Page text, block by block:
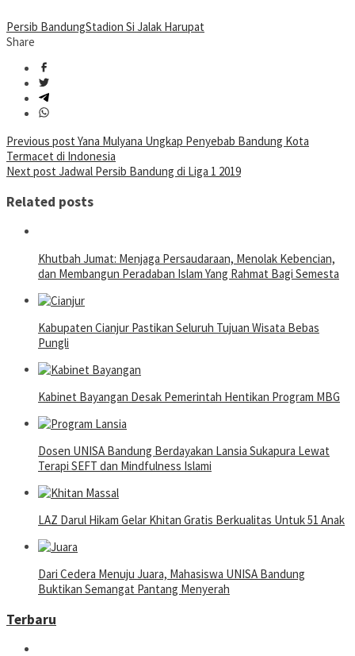
Persib BandungStadion Si Jalak Harupat
Share
Post
navigation
Previous post Yana Mulyana Ungkap Penyebab Bandung Kota
Termacet di Indonesia
Next post Jadwal Persib Bandung di Liga 1 2019
Related posts
Khutbah Jumat: Menjaga Persaudaraan, Menolak Kebencian,
dan Membangun Peradaban Islam Yang Rahmat Bagi Semesta
Kabupaten Cianjur Pastikan Seluruh Tujuan Wisata Bebas
Pungli
Kabinet Bayangan Desak Pemerintah Hentikan Program MBG
Dosen UNISA Bandung Berdayakan Lansia Sukapura Lewat
Terapi SEFT dan Mindfulness Islami
LAZ Darul Hikam Gelar Khitan Gratis Berkualitas Untuk 51 Anak
Dari Cedera Menuju Juara, Mahasiswa UNISA Bandung
Buktikan Semangat Pantang Menyerah
Terbaru